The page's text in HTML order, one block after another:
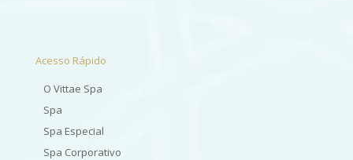
Acesso Rápido
O Vittae Spa
Spa
Spa Especial
Spa Corporativo